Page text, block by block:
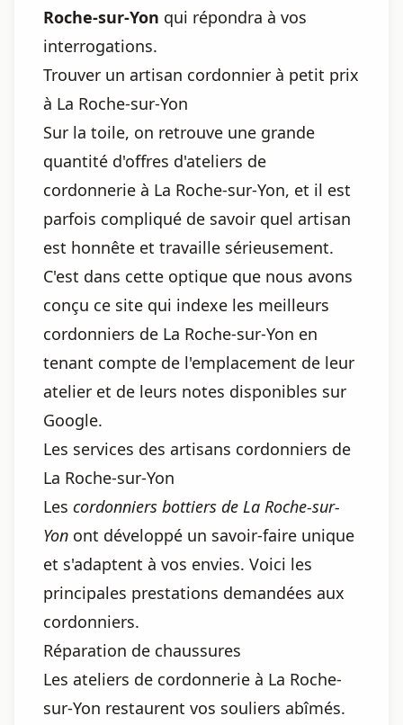
Roche-sur-Yon qui répondra à vos
interrogations.
Trouver un artisan cordonnier à petit prix
à La Roche-sur-Yon
Sur la toile, on retrouve une grande
quantité d'offres d'ateliers de
cordonnerie à La Roche-sur-Yon, et il est
parfois compliqué de savoir quel artisan
est honnête et travaille sérieusement.
C'est dans cette optique que nous avons
conçu ce site qui indexe les meilleurs
cordonniers de La Roche-sur-Yon en
tenant compte de l'emplacement de leur
atelier et de leurs notes disponibles sur
Google.
Les services des artisans cordonniers de
La Roche-sur-Yon
Les cordonniers bottiers de La Roche-sur-
Yon ont développé un savoir-faire unique
et s'adaptent à vos envies. Voici les
principales prestations demandées aux
cordonniers.
Réparation de chaussures
Les ateliers de cordonnerie à La Roche-
sur-Yon restaurent vos souliers abîmés.